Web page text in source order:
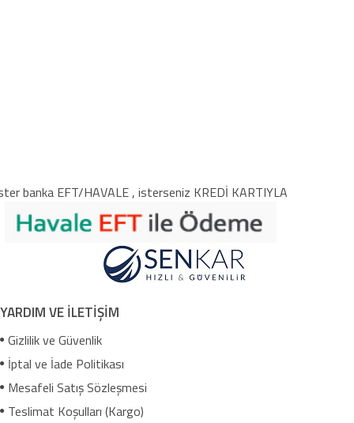
banka EFT/HAVALE , isterseniz KREDİ KARTIYLA
YARDIM VE İLETİŞİM
Gizlilik ve Güvenlik
İptal ve İade Politikası
Mesafeli Satış Sözleşmesi
Teslimat Koşulları (Kargo)